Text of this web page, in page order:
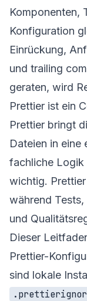
Komponenten,
Konfiguration
Einrückung,
und trailing
geraten, wird
Prettier ist ein
Prettier bringt
Dateien in eine
fachliche Logik
wichtig.
während Tests,
und
Dieser
Prettier-
sind lokale